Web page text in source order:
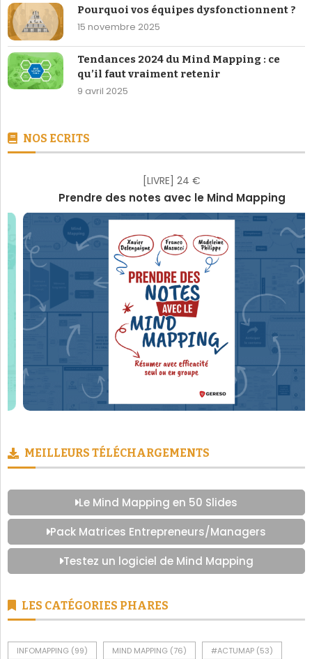
Pourquoi vos équipes dysfonctionnent ?
15 novembre 2025
Tendances 2024 du Mind Mapping : ce
qu’il faut vraiment retenir
9 avril 2025
NOS ECRITS
[LIVRE] 24 €
Prendre des notes avec le Mind Mapping
MEILLEURS TÉLÉCHARGEMENTS
Le Mind Mapping en 50 Slides
Pack Matrices Entrepreneurs/Managers
Testez un logiciel de Mind Mapping
LES CATÉGORIES PHARES
INFOMAPPING (99) MIND MAPPING (76) #ACTUMAP (53)